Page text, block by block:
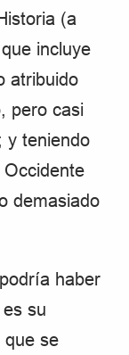
(a
incluye
atribuido
pero casi
y teniendo
demasiado
haber
su
que se